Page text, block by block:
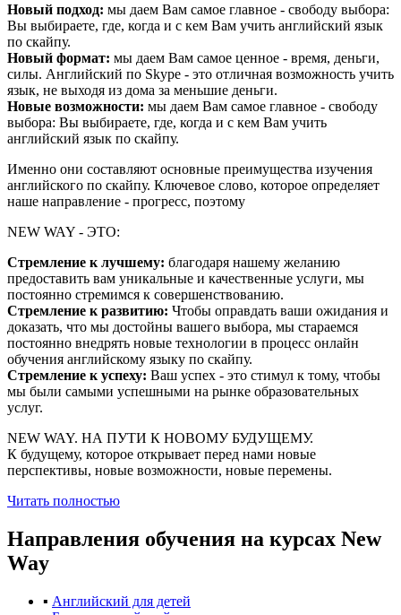
Новый подход: мы даем Вам самое главное - свободу выбора:
Вы выбираете, где, когда и с кем Вам учить английский язык
по скайпу.
Новый формат: мы даем Вам самое ценное - время, деньги,
силы. Английский по Skype - это отличная возможность учить
язык, не выходя из дома за меньшие деньги.
Новые возможности: мы даем Вам самое главное - свободу
выбора: Вы выбираете, где, когда и с кем Вам учить
английский язык по скайпу.
Именно они составляют основные преимущества изучения
английского по скайпу. Ключевое слово, которое определяет
наше направление - прогресс, поэтому
NEW WAY - ЭТО:
Стремление к лучшему: благодаря нашему желанию
предоставить вам уникальные и качественные услуги, мы
постоянно стремимся к совершенствованию.
Стремление к развитию: Чтобы оправдать ваши ожидания и
доказать, что мы достойны вашего выбора, мы стараемся
постоянно внедрять новые технологии в процесс онлайн
обучения английскому языку по скайпу.
Стремление к успеху: Ваш успех - это стимул к тому, чтобы
мы были самыми успешными на рынке образовательных
услуг.
NEW WAY. НА ПУТИ К НОВОМУ БУДУЩЕМУ.
К будущему, которое открывает перед нами новые
перспективы, новые возможности, новые перемены.
Читать полностью
Направления обучения на курсах New
Way
▪ Английский для детей